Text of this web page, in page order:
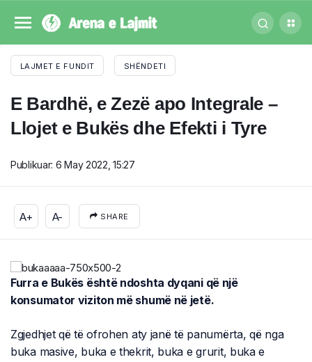
LAJMET E FUNDIT SHËNDETI
E Bardhë, e Zezë apo Integrale –
Llojet e Bukës dhe Efekti i Tyre
Publikuar: 6 May 2022, 15:27
A+ A- SHARE
Furra e Bukës është ndoshta dyqani që një
konsumator viziton më shumë në jetë.
Zgjedhjet që të ofrohen aty janë të panumërta, që nga
buka masive, buka e thekrit, buka e grurit, buka e